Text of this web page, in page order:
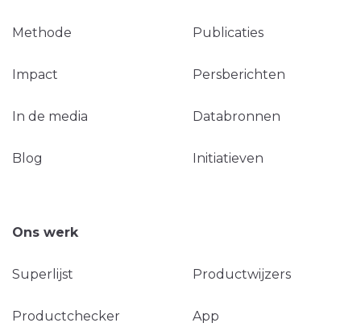
Methode Publicaties
Impact Persberichten
In de media Databronnen
Blog Initiatieven
Ons werk
Superlijst Productwijzers
Productchecker App